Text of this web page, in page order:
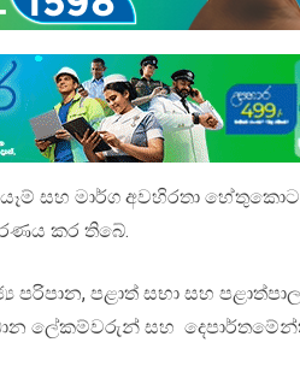
සහ මාර්ග අවහිරතා
කර තිබේ.
පරිපාන, පළාත් සභා සහ
ලේකම්වරුන් සහ